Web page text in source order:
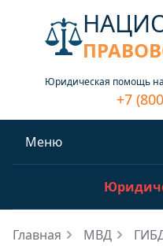
Юридическая помощь
+7
Меню
Главная МВД